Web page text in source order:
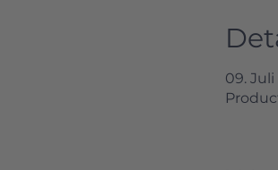
09. Juli